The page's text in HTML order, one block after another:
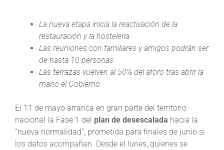
La nueva etapa inicia la reactivación de la
restauración y la hostelería
Las reuniones con familiares y amigos podrán ser
de hasta 10 personas
Las terrazas vuelven al 50% del aforo tras abrir la
mano el Gobierno
El 11 de mayo arranca en gran parte del territorio
nacional la Fase 1 del plan de desescalada hacia la
“nueva normalidad”, prometida para finales de junio si
los datos acompañan. Desde el lunes, quienes se